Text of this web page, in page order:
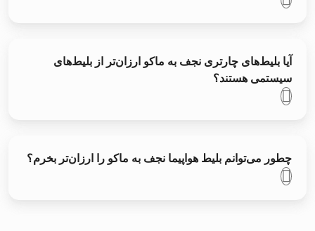
آیا بلیط‌های چارتری نجف به ماکو ارزان‌تر از بلیط‌های
سیستمی هستند؟
چطور می‌توانم بلیط هواپیما نجف به ماکو را ارزان‌تر بخرم؟